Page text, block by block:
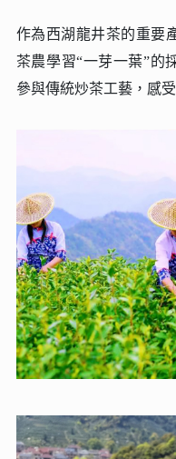
作為西湖龍井茶的重要
茶農學習“一芽一葉”的
參與傳統炒茶工藝，感